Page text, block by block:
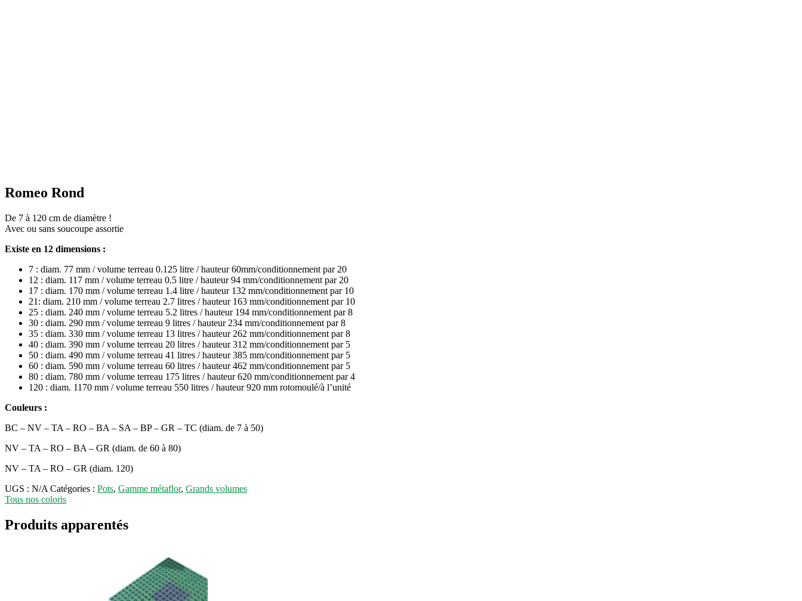
Romeo Rond
De 7 à 120 cm de diamètre !
Avec ou sans soucoupe assortie
Existe en 12 dimensions :
7 : diam. 77 mm / volume terreau 0.125 litre / hauteur 60mm/conditionnement par 20
12 : diam. 117 mm / volume terreau 0.5 litre / hauteur 94 mm/conditionnement par 20
17 : diam. 170 mm / volume terreau 1.4 litre / hauteur 132 mm/conditionnement par 10
21: diam. 210 mm / volume terreau 2.7 litres / hauteur 163 mm/conditionnement par 10
25 : diam. 240 mm / volume terreau 5.2 litres / hauteur 194 mm/conditionnement par 8
30 : diam. 290 mm / volume terreau 9 litres / hauteur 234 mm/conditionnement par 8
35 : diam. 330 mm / volume terreau 13 litres / hauteur 262 mm/conditionnement par 8
40 : diam. 390 mm / volume terreau 20 litres / hauteur 312 mm/conditionnement par 5
50 : diam. 490 mm / volume terreau 41 litres / hauteur 385 mm/conditionnement par 5
60 : diam. 590 mm / volume terreau 60 litres / hauteur 462 mm/conditionnement par 5
80 : diam. 780 mm / volume terreau 175 litres / hauteur 620 mm/conditionnement par 4
120 : diam. 1170 mm / volume terreau 550 litres / hauteur 920 mm rotomoulé/à l’unité
Couleurs :
BC – NV – TA – RO – BA – SA – BP – GR – TC (diam. de 7 à 50)
NV – TA – RO – BA – GR (diam. de 60 à 80)
NV – TA – RO – GR (diam. 120)
UGS : N/A Catégories : Pots, Gamme métaflor, Grands volumes
Tous nos coloris
Produits apparentés